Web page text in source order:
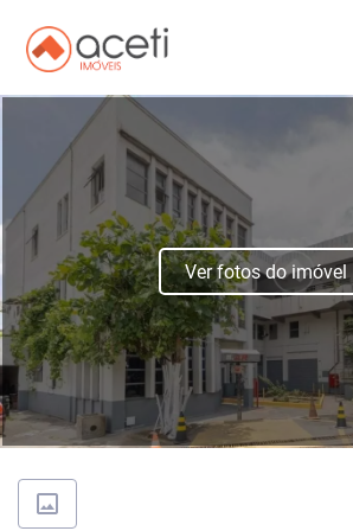
Ver fotos do imóvel